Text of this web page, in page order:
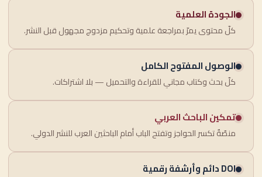
الجودة العلمية
كلّ محتوى يمرّ بمراجعة علمية وتحكيم مزدوج مجهول قبل النشر.
الوصول المفتوح الكامل
كلّ بحث وكتاب مجاني للقراءة والتحميل — بلا اشتراكات.
تمكين الباحث العربي
منصّةٌ تكسر الحواجز وتفتح الباب أمام الباحثين العرب للنشر الدولي.
DOI دائم وأرشفة رقمية